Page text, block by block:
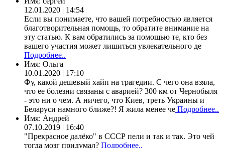
12.01.2020 | 14:54
Если вы понимаете, что вашей потребностью является
благотворительная помощь, то обратите внимание на
эту статью. К вам обратились за помощью те, кто без
вашего участия может лишиться увлекательного де
Подробнее..
Имя: Ольга
10.01.2020 | 17:10
Фу, какой дешевый хайп на трагедии. С чего она взяла,
что ее болезни связаны с аварией? 300 км от Чернобыля
- это ни о чем. А ничего, что Киев, треть Украины и
Беларуси намного ближе?! Я жила менее че Подробнее..
Имя: Андрей
07.10.2019 | 16:40
"Прекрасное далёко" в СССР пели и так и так. Это чей
тогда мозг придумал? Подробнее..